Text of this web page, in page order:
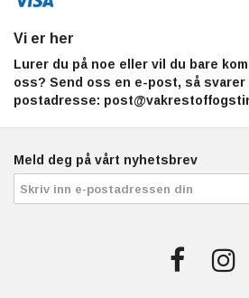
Vi er her
Lurer du på noe eller vil du bare
oss? Send oss en e-post, så svarer
postadresse:
Meld deg på vårt nyhetsbrev